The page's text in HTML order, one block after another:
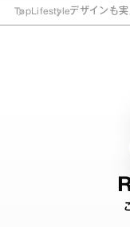
TopLifestyleデザインも